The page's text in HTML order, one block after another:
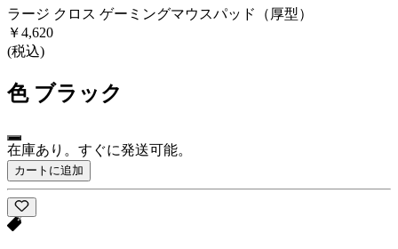
ラージ クロス ゲーミングマウスパッド（厚型）
￥4,620
(税込)
色 ブラック
在庫あり。すぐに発送可能。
カートに追加